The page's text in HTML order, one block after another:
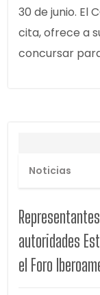
30 de junio. El
cita, ofrece a
concursar
Noticias
autoridades
el Foro